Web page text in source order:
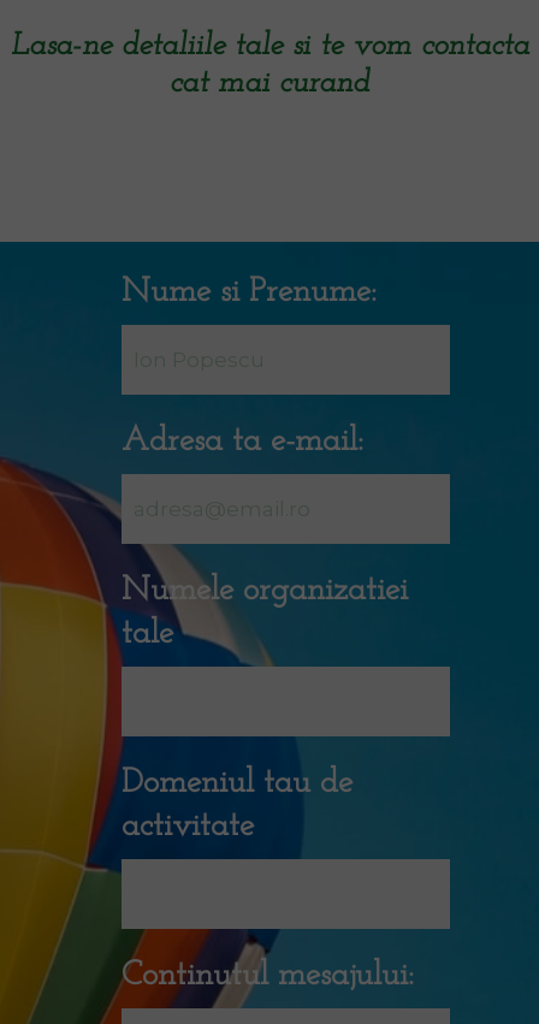
Nume si Prenume:
Adresa ta e-mail:
Numele organizatiei
tale
Domeniul tau de
activitate
Continutul mesajului:
Lasa-ne detaliile tale si te vom contacta
cat mai curand